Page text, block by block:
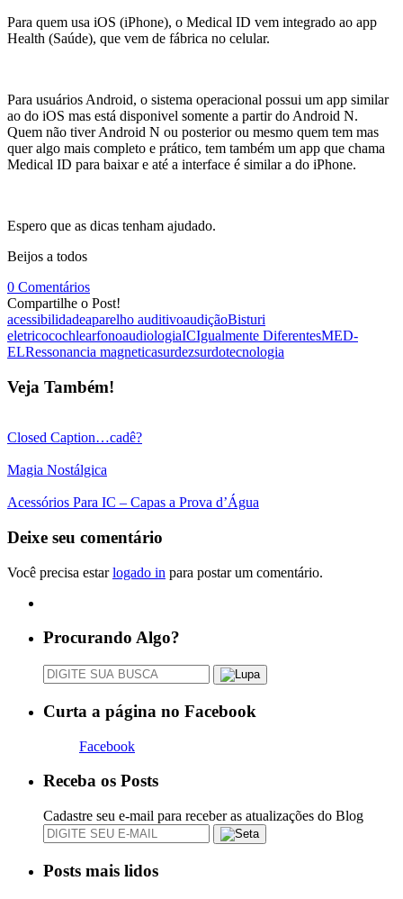
Para quem usa iOS (iPhone), o Medical ID vem integrado ao app
Health (Saúde), que vem de fábrica no celular.
Para usuários Android, o sistema operacional possui um app similar
ao do iOS mas está disponivel somente a partir do Android N.
Quem não tiver Android N ou posterior ou mesmo quem tem mas
quer algo mais completo e prático, tem também um app que chama
Medical ID para baixar e até a interface é similar a do iPhone.
Espero que as dicas tenham ajudado.
Beijos a todos
0 Comentários
Compartilhe o Post!
acessibilidadeaparelho auditivoaudiçãoBisturi
eletricocochlearfonoaudiologiaICIgualmente DiferentesMED-
ELRessonancia magneticasurdezsurdotecnologia
Veja Também!
Closed Caption…cadê?
Magia Nostálgica
Acessórios Para IC – Capas a Prova d’Água
Deixe seu comentário
Você precisa estarlogado in para postar um comentário.
Procurando Algo?
Curta a página no Facebook
Facebook
Receba os Posts
Cadastre seu e-mail para receber as atualizações do Blog
Posts mais lidos